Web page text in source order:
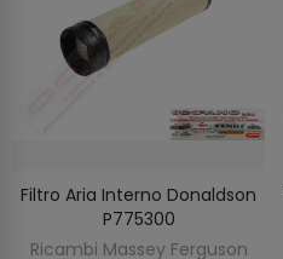
AGGIUNGI AL CARRELLO
Filtro Aria Interno Donaldson
P775300
Ricambi Massey Ferguson